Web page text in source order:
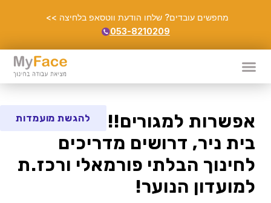
מחפשים עובדים? שלחו הודעת ווטסאפ בלחיצה >>
053-8210209
אפשרות למגורים!! לקיבוץ
בית ניר, דרושים מדריכים
לחינוך הבלתי פורמאלי ורכז.ת
למועדון הנוער!
להגשת מועמדות